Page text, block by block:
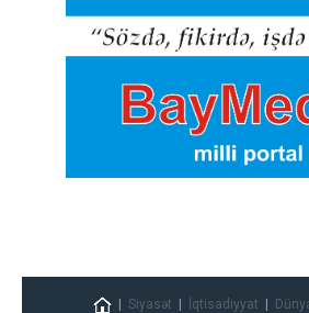
Siyasət İqtisadiyyat